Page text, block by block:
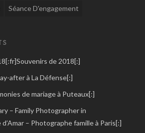
Séance D'engagement
de 2018[:]
after à La Défense[:]
de mariage à Puteaux[:]
– Family Photographer in
– Photographe famille à Paris[:]